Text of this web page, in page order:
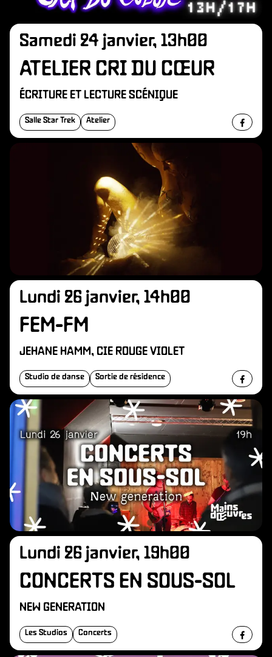
Samedi 24 janvier, 13h00
ATELIER CRI DU CŒUR
ÉCRITURE ET LECTURE SCÉNIQUE
Salle Star Trek Atelier
Lundi 26 janvier, 14h00
FEM-FM
JEHANE HAMM, CIE ROUGE VIOLET
Studio de danse Sortie de résidence
Lundi 26 janvier, 19h00
CONCERTS EN SOUS-SOL
NEW GENERATION
Les Studios Concerts